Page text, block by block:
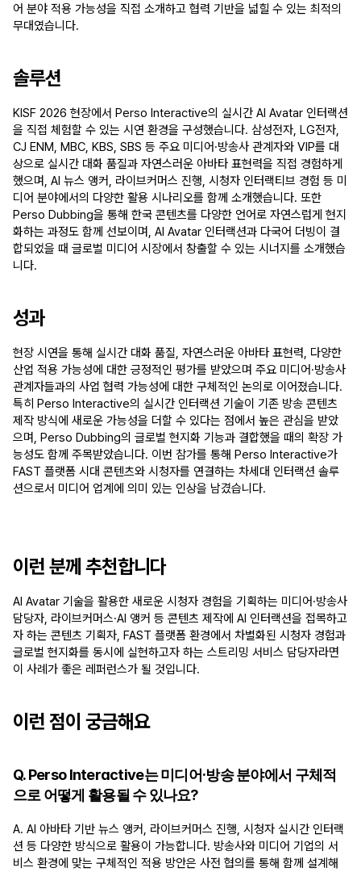
어 분야 적용 가능성을 직접 소개하고 협력 기반을 넓힐 수 있는 최적의
무대였습니다.
솔루션
KISF 2026 현장에서 Perso Interactive의 실시간 AI Avatar 인터랙션
을 직접 체험할 수 있는 시연 환경을 구성했습니다. 삼성전자, LG전자,
CJ ENM, MBC, KBS, SBS 등 주요 미디어·방송사 관계자와 VIP를 대
상으로 실시간 대화 품질과 자연스러운 아바타 표현력을 직접 경험하게
했으며, AI 뉴스 앵커, 라이브커머스 진행, 시청자 인터랙티브 경험 등 미
디어 분야에서의 다양한 활용 시나리오를 함께 소개했습니다. 또한
Perso Dubbing을 통해 한국 콘텐츠를 다양한 언어로 자연스럽게 현지
화하는 과정도 함께 선보이며, AI Avatar 인터랙션과 다국어 더빙이 결
합되었을 때 글로벌 미디어 시장에서 창출할 수 있는 시너지를 소개했습
니다.
성과
현장 시연을 통해 실시간 대화 품질, 자연스러운 아바타 표현력, 다양한
산업 적용 가능성에 대한 긍정적인 평가를 받았으며 주요 미디어·방송사
관계자들과의 사업 협력 가능성에 대한 구체적인 논의로 이어졌습니다.
특히 Perso Interactive의 실시간 인터랙션 기술이 기존 방송 콘텐츠
제작 방식에 새로운 가능성을 더할 수 있다는 점에서 높은 관심을 받았
으며, Perso Dubbing의 글로벌 현지화 기능과 결합했을 때의 확장 가
능성도 함께 주목받았습니다. 이번 참가를 통해 Perso Interactive가
FAST 플랫폼 시대 콘텐츠와 시청자를 연결하는 차세대 인터랙션 솔루
션으로서 미디어 업계에 의미 있는 인상을 남겼습니다.
이런 분께 추천합니다
AI Avatar 기술을 활용한 새로운 시청자 경험을 기획하는 미디어·방송사
담당자, 라이브커머스·AI 앵커 등 콘텐츠 제작에 AI 인터랙션을 접목하고
자 하는 콘텐츠 기획자, FAST 플랫폼 환경에서 차별화된 시청자 경험과
글로벌 현지화를 동시에 실현하고자 하는 스트리밍 서비스 담당자라면
이 사례가 좋은 레퍼런스가 될 것입니다.
이런 점이 궁금해요
Q. Perso Interactive는 미디어·방송 분야에서 구체적
으로 어떻게 활용될 수 있나요?
A. AI 아바타 기반 뉴스 앵커, 라이브커머스 진행, 시청자 실시간 인터랙
션 등 다양한 방식으로 활용이 가능합니다. 방송사와 미디어 기업의 서
비스 환경에 맞는 구체적인 적용 방안은 사전 협의를 통해 함께 설계해